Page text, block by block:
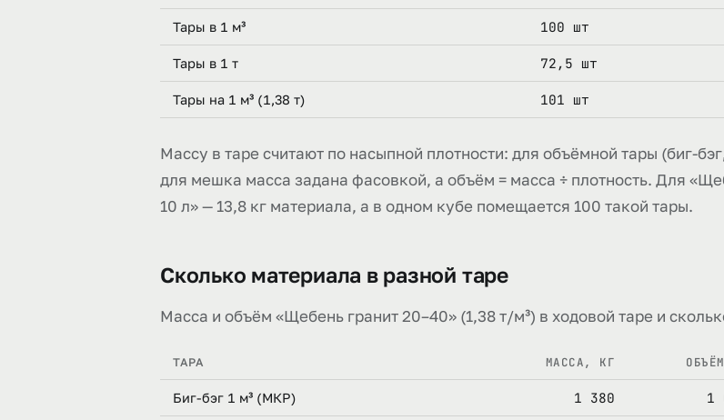
Тары в 1 м³ 100 шт
Тары в 1 т 72,5 шт
Тары на 1 м³ (1,38 т) 101 шт
Массу в таре считают по насыпной плотности: для объёмной тары (биг-
для мешка масса задана фасовкой, а объём = масса ÷ плотность. Для
10 л» — 13,8 кг материала, а в одном кубе помещается 100 такой тары.
Сколько материала в разной таре
Масса и объём «Щебень гранит 20–40» (1,38 т/м³) в ходовой таре и
ТАРА МАССА, КГ
Биг-бэг 1 м³ (МКР) 1 380 1